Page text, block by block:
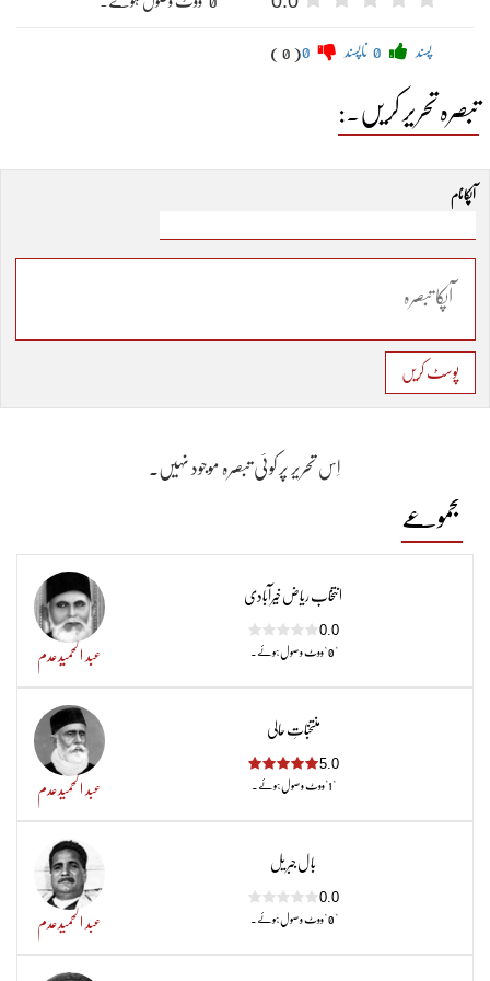
پسند ناپسند ( 0 )
تبصرہ تحریر کریں۔:
آپکا نام
پوسٹ کریں
اِس تحریر پر کوئی تبصرہ موجود نہیں۔
مجموعے
انتخاب ریاض خیرآبادی
0.0
" 0 "ووٹ وصول ہوئے۔ عبد الحمیدعدم
منتخباتِ حالی
5.0
"1"ووٹ وصول ہوئے۔ عبد الحمیدعدم
با ل جبر یل
0.0
" 0 "ووٹ وصول ہوئے۔ عبد الحمیدعدم